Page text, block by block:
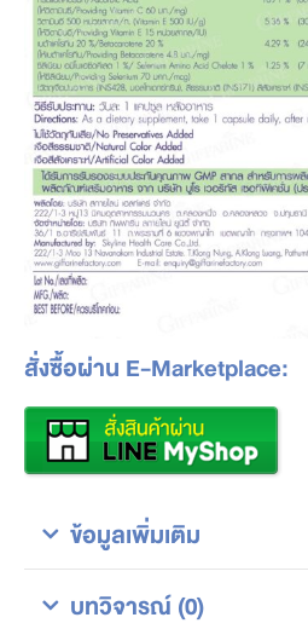
สั่งซื้อผ่าน E-Marketplace:
ข้อมูลเพิ่มเติม
บทวิจารณ์ (0)